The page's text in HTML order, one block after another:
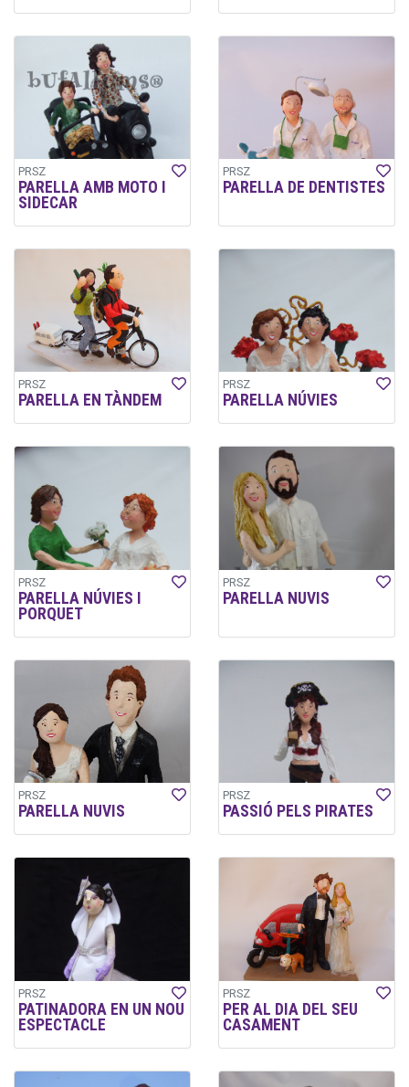
PRSZ
PARELLA AMB MOTO I
SIDECAR
PRSZ
PARELLA DE DENTISTES
PRSZ
PARELLA EN TÀNDEM
PRSZ
PARELLA NÚVIES
PRSZ
PARELLA NÚVIES I
PORQUET
PRSZ
PARELLA NUVIS
PRSZ
PARELLA NUVIS
PRSZ
PASSIÓ PELS PIRATES
PRSZ
PATINADORA EN UN NOU
ESPECTACLE
PRSZ
PER AL DIA DEL SEU
CASAMENT